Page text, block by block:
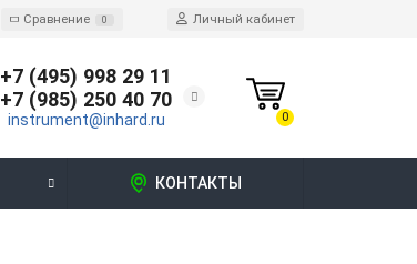
Сравнение 0 Личный кабинет
+7 (495) 998 29 11
+7 (985) 250 40 70
instrument@inhard.ru 0
КОНТАКТЫ